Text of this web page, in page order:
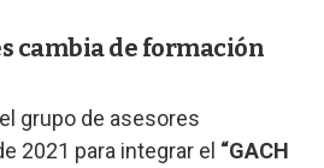
cambia de formación
grupo de asesores
2021 para integrar el “GACH